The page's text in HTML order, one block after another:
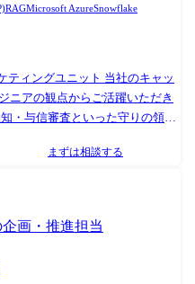
RAGMicrosoft AzureSnowflake
ィングユニット 当社のキャッ
ニアの観点からご活躍いただき
・与信審査といった守りの領域
等の攻めの領域、さらには業務
心に活用して社内各部署の課題
ケーション開発 ・各部署のナレ
・社内の業務フローに即したAI
を目的とした生成AIアプリケー
ーションのモニタリングによ
ス対応のためのガードレール設
まずは相談する
画・推進担当